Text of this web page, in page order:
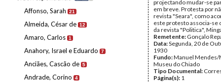
Affonso, Sarah 21
Almeida, César de 12
Amaro, Carlos 1
Anahory, Israel e Eduardo 7
Anciães, Cascão de 5
Andrade, Corino 4
projectando mudar-se
em breve. Protesta por
revista "Seara", como
este protesto associa-se
da revista "Politica",
Remetente: Gonçalo
Data:Segunda, 20 de
1930
Fundo:Manuel Mendes/
Museu do Chiado
Tipo Documental:
Página(s): 1